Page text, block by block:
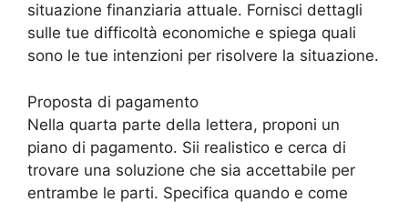
situazione finanziaria attuale. Fornisci dettagli
sulle tue difficoltà economiche e spiega quali
sono le tue intenzioni per risolvere la situazione.
Proposta di pagamento
Nella quarta parte della lettera, proponi un
piano di pagamento. Sii realistico e cerca di
trovare una soluzione che sia accettabile per
entrambe le parti. Specifica quando e come